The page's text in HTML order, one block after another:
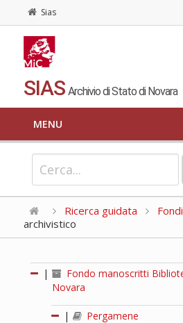
Sias
SIAS Archivio di Stato di Novara
MENU
Ricerca guidata Fondi
archivistico
|
Fondo manoscritti
Novara
| Pergamene